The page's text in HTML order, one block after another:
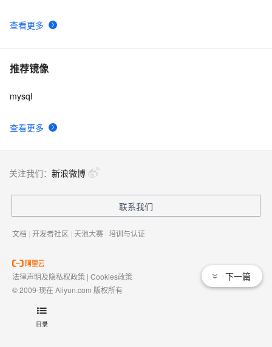
目录
查看更多
推荐镜像
查看更多
mysql
下一篇
关注我们： 新浪微博
联系我们
文档 | 开发者社区 | 天池大赛 | 培训与认证
法律声明及隐私权政策 | Cookies政策
© 2009-现在 Aliyun.com 版权所有
域名注册服务机构许可：